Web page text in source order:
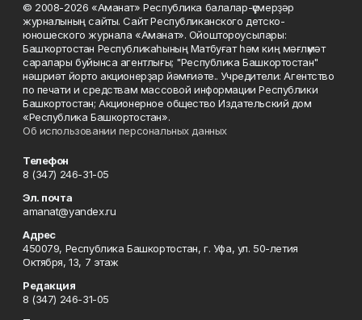
© 2008-2026 «Аманат» Республика балалар-үҫмерҙәр
журналының сайты. Сайт Республиканского детско-
юношеского журнала «Аманат». Ойоштороусылары:
Башҡортостан Республикаһының Матбуғат һәм киң мәғлүмәт
саралары буйынса агентлығы; "Республика Башкортостан"
нәшриәт йорто акционерҙар йәмғиәте.. Учредители: Агентство
по печати и средствам массовой информации Республики
Башкортостан; Акционерное общество Издательский дом
«Республика Башкортостан».
Об использовании персональных данных
Телефон
8 (347) 246-31-05
Эл. почта
amanat@yandex.ru
Адрес
450079, Республика Башкортостан, г. Уфа, ул. 50-летия
Октября, 13, 7 этаж
Редакция
8 (347) 246-31-05